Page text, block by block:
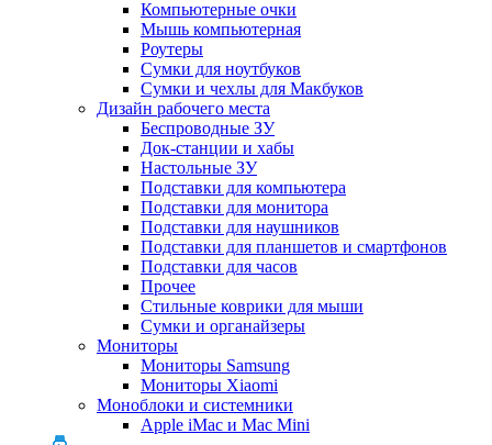
Компьютерные очки
Мышь компьютерная
Роутеры
Сумки для ноутбуков
Сумки и чехлы для Макбуков
Дизайн рабочего места
Беспроводные ЗУ
Док-станции и хабы
Настольные ЗУ
Подставки для компьютера
Подставки для монитора
Подставки для наушников
Подставки для планшетов и смартфонов
Подставки для часов
Прочее
Стильные коврики для мыши
Сумки и органайзеры
Мониторы
Мониторы Samsung
Мониторы Xiaomi
Моноблоки и системники
Apple iMac и Mac Mini